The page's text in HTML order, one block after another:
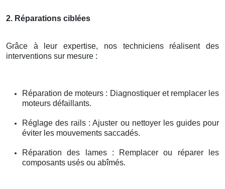
2. Réparations ciblées
Grâce à leur expertise, nos techniciens réalisent des
interventions sur mesure :
Réparation de moteurs : Diagnostiquer et remplacer les
moteurs défaillants.
Réglage des rails : Ajuster ou nettoyer les guides pour
éviter les mouvements saccadés.
Réparation des lames : Remplacer ou réparer les
composants usés ou abîmés.